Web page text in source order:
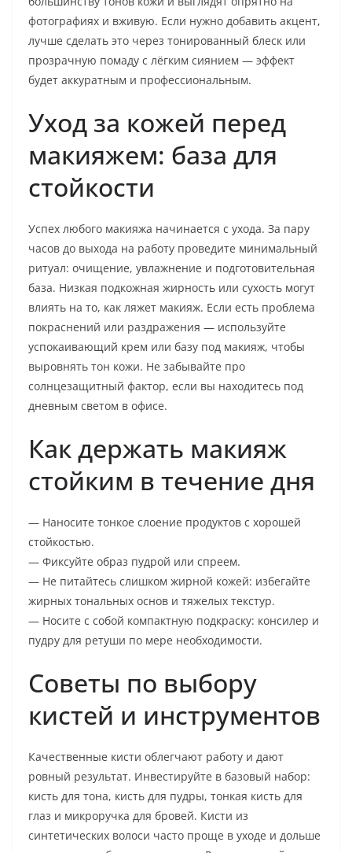
фотографиях и вживую. Если нужно добавить акцент,
лучше сделать это через тонированный блеск или
прозрачную помаду с лёгким сиянием — эффект
будет аккуратным и профессиональным.
Уход за кожей перед
макияжем: база для
стойкости
Успех любого макияжа начинается с ухода. За пару
часов до выхода на работу проведите минимальный
ритуал: очищение, увлажнение и подготовительная
база. Низкая подкожная жирность или сухость могут
влиять на то, как ляжет макияж. Если есть проблема
покраснений или раздражения — используйте
успокаивающий крем или базу под макияж, чтобы
выровнять тон кожи. Не забывайте про
солнцезащитный фактор, если вы находитесь под
дневным светом в офисе.
Как держать макияж
стойким в течение дня
— Наносите тонкое слоение продуктов с хорошей
стойкостью.
— Фиксуйте образ пудрой или спреем.
— Не питайтесь слишком жирной кожей: избегайте
жирных тональных основ и тяжелых текстур.
— Носите с собой компактную подкраску: консилер и
пудру для ретуши по мере необходимости.
Советы по выбору
кистей и инструментов
Качественные кисти облегчают работу и дают
ровный результат. Инвестируйте в базовый набор:
кисть для тона, кисть для пудры, тонкая кисть для
глаз и микроручка для бровей. Кисти из
синтетических волоси часто проще в уходе и дольше